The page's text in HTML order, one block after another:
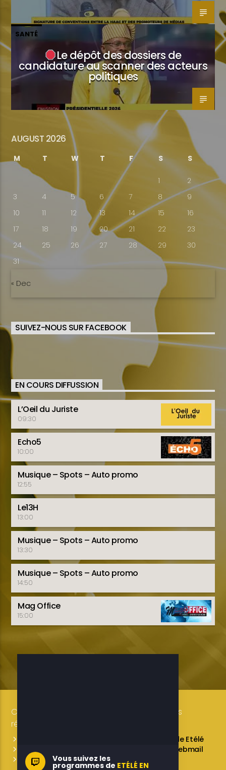
SANTÉ
Le dépôt des dossiers de
candidature au scanner des acteurs
politiques
AUGUST 2026
M T W T F S S
1
2
3
4 5 6 7 8
9
10
11 12 13 14 15
16
17
18 19 20 21 22
23
24
25 26 27 28 29
30
31
« Dec
SUIVEZ-NOUS SUR FACEBOOK
EN COURS DIFFUSSION
L’Oeil du Juriste
09:30
Echo5
10:00
Musique – Spots – Auto promo
12:55
Le13H
13:00
Musique – Spots – Auto promo
13:30
Musique – Spots – Auto promo
14:50
Mag Office
15:00
Copyright 2019-2025 ETELE BENIN Tous droits
réservés / Conception: LUXE CONSULTING
L’équipe de Etélé
Service Commercial
Webmail
Contactez-nous
Vous suivez les
programmes de ETÉLÉ EN